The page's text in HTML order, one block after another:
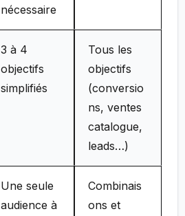
nécessaire
3 à 4
objectifs
simplifiés
Tous les
objectifs
(conversio
ns, ventes
catalogue,
leads…)
Une seule
audience à
Combinais
ons et